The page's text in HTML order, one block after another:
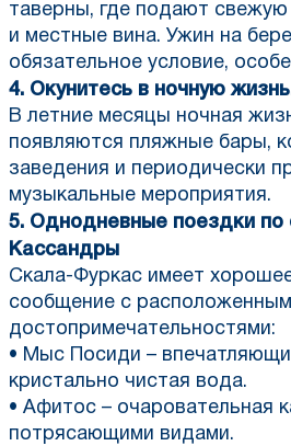
таверны, где подают свежую
и местные вина. Ужин на
обязательное условие,
4. Окунитесь в ночную
В летние месяцы ночная
появляются пляжные бары,
заведения и периодически
музыкальные мероприятия.
5. Однодневные поездки по
Кассандры
Скала-Фуркас имеет
сообщение с
достопримечательностями:
• Мыс Посиди –
кристально чистая вода.
• Афитос – очаровательная
потрясающими видами.